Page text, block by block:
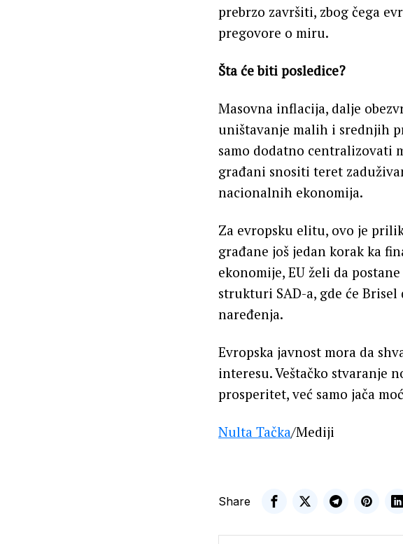
prebrzo završiti, zbog čega
pregovore o miru.
Šta će biti posledice?
Masovna inflacija, dalje
uništavanje malih i srednjih
samo dodatno centralizovati
građani snositi teret
nacionalnih ekonomija.
Za evropsku elitu, ovo je
građane još jedan korak ka
ekonomije, EU želi da
strukturi SAD-a, gde će
naređenja.
Evropska javnost mora da
interesu. Veštačko stvaranje
prosperitet, već samo jača
Nulta Tačka/Mediji
Share